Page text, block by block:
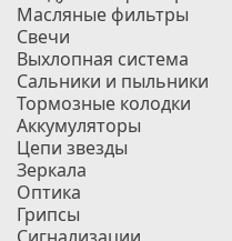
Масляные фильтры
Свечи
Выхлопная система
Сальники и пыльники
Тормозные колодки
Аккумуляторы
Цепи звезды
Зеркала
Оптика
Грипсы